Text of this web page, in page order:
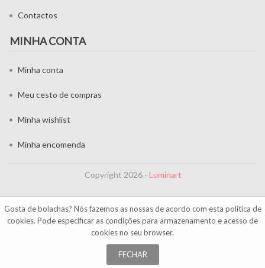
Gosta de bolachas? Nós fazemos as nossas de acordo com esta política de
cookies. Pode especificar as condições para armazenamento e acesso de
cookies no seu browser.
FECHAR
Contactos
MINHA CONTA
Minha conta
Meu cesto de compras
Minha wishlist
Minha encomenda
Copyright 2026 - Luminart